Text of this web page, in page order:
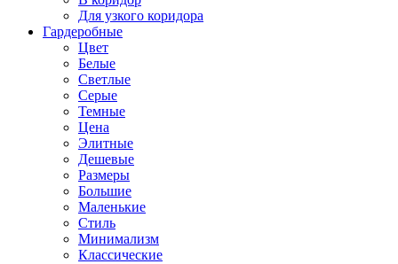
Для узкого коридора
Гардеробные
Цвет
Белые
Светлые
Серые
Темные
Цена
Элитные
Дешевые
Размеры
Большие
Маленькие
Стиль
Минимализм
Классические